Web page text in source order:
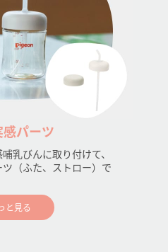
パーツ
乳びんに取り付けて、
（ふた、ストロー）で
と見る